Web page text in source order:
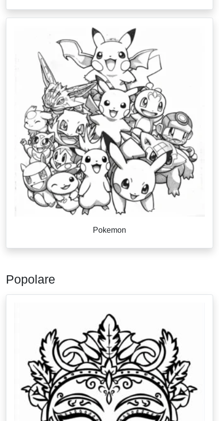
Pokemon
Popolare